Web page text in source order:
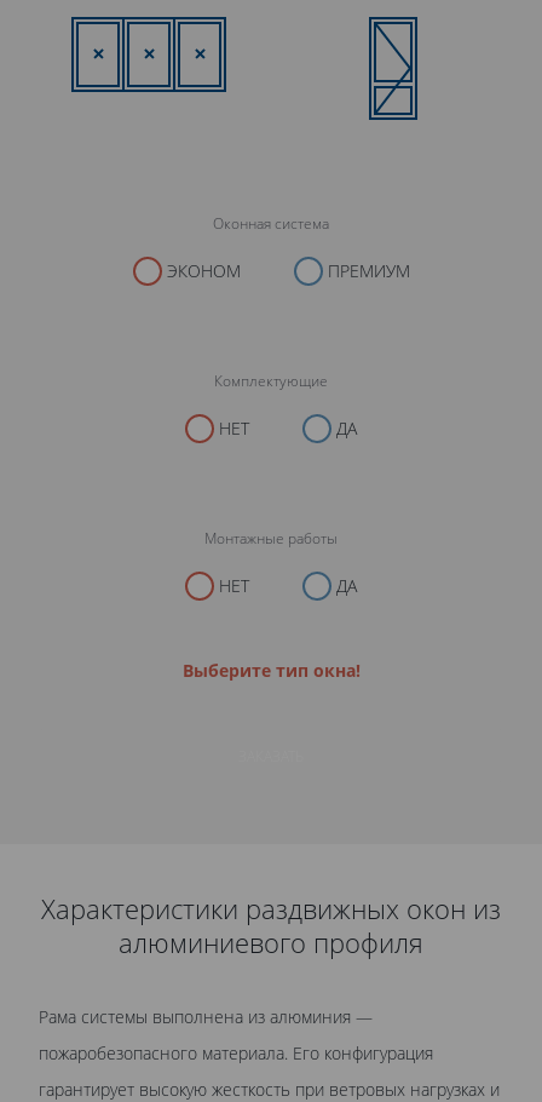
Оконная система
ЭКОНОМ ПРЕМИУМ
Комплектующие
НЕТ ДА
Монтажные работы
НЕТ ДА
Выберите тип окна!
Характеристики раздвижных окон из
алюминиевого профиля
Рама системы выполнена из алюминия —
пожаробезопасного материала. Его конфигурация
гарантирует высокую жесткость при ветровых нагрузках и